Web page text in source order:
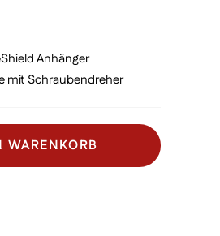
Anhänger
mit Schraubendreher
WARENKORB